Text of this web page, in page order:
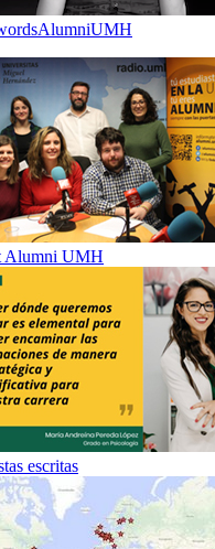
Alumni UMH
escritas